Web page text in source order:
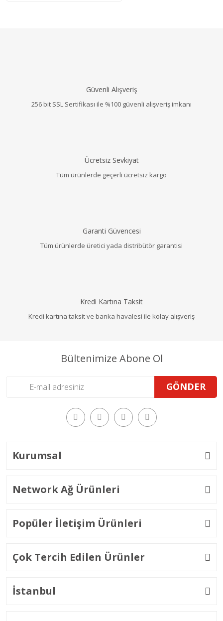
Güvenli Alışveriş
256 bit SSL Sertifikası ile %100 güvenli alışveriş imkanı
Ücretsiz Sevkiyat
Tüm ürünlerde geçerli ücretsiz kargo
Garanti Güvencesi
Tüm ürünlerde üretici yada distribütör garantisi
Kredi Kartına Taksit
Kredi kartına taksit ve banka havalesi ile kolay alışveriş
Bültenimize Abone Ol
GÖNDER
Kurumsal
Network Ağ Ürünleri
Popüler İletişim Ürünleri
Çok Tercih Edilen Ürünler
İstanbul